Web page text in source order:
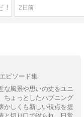
2日前
ピソード集
な風景や思いの丈をユニ
ちょっとしたハプニング
かしくも新しい視点を提